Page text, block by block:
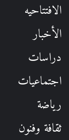
الافتتاحيه
الأخبار
دراسات
اجتماعيات
رياضة
ثقافة وفنون